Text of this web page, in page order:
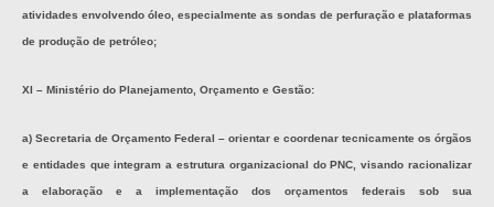
atividades envolvendo óleo, especialmente as sondas de perfuração e plataformas
de produção de petróleo;
XI – Ministério do Planejamento, Orçamento e Gestão:
a) Secretaria de Orçamento Federal – orientar e coordenar tecnicamente os órgãos
e entidades que integram a estrutura organizacional do PNC, visando racionalizar
a elaboração e a implementação dos orçamentos federais sob sua